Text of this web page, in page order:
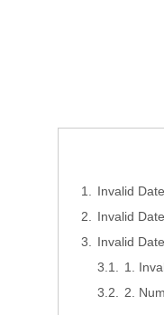
Invalid
Invalid
Invalid
1.
2.